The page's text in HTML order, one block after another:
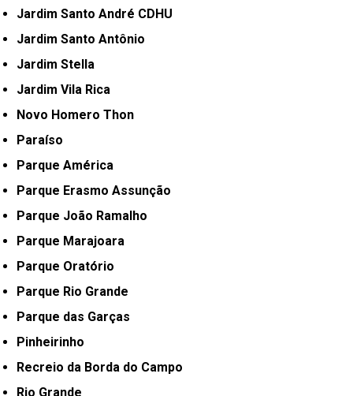
Jardim Santo André CDHU
Jardim Santo Antônio
Jardim Stella
Jardim Vila Rica
Novo Homero Thon
Paraíso
Parque América
Parque Erasmo Assunção
Parque João Ramalho
Parque Marajoara
Parque Oratório
Parque Rio Grande
Parque das Garças
Pinheirinho
Recreio da Borda do Campo
Rio Grande